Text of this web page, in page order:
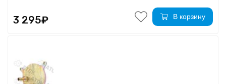
3 295₽ В корзину